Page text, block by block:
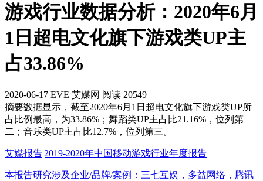
游戏行业数据分析：2020年6月
1日超电文化旗下游戏类UP主
占33.86%
2020-06-17 EVE 艾媒网 阅读 20549
摘要数据显示，截至2020年6月1日超电文化旗下游戏类UP所
占比例最高，为33.86%；舞蹈类UP主占比21.16%，位列第
二；音乐类UP主占比12.7%，位列第三。
艾媒报告|2019-2020年中国移动游戏行业年度报告
本报告研究涉及企业/品牌/案例：三七互娱，多益网络，腾讯